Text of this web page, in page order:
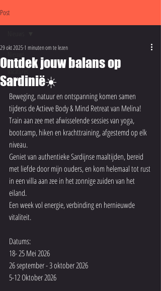
Post
Vacatures
Ontdek jouw balans op
Sardinië☀️
29 okt 20251 minuten om te lezen
Beweging, natuur en ontspanning komen samen
tijdens de Actieve Body & Mind Retreat van Melina!
Train aan zee met afwisselende sessies van yoga,
bootcamp, hiken en krachttraining, afgestemd op elk
niveau.
Geniet van authentieke Sardijnse maaltijden, bereid
met liefde door mijn ouders, en kom helemaal tot rust
in een villa aan zee in het zonnige zuiden van het
eiland.
Een week vol energie, verbinding en hernieuwde
vitaliteit.
Datums:
18- 25 Mei 2026
26 september - 3 oktober 2026
5-12 Oktober 2026